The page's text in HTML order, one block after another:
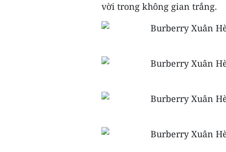
vời trong không gian trắng.